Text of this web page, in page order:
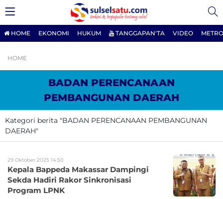
HOME EKONOMI HUKUM TANGGAPAN'TA VIDEO
HOME
BADAN PERENCANAAN
PEMBANGUNAN DAERAH
Kategori berita "BADAN PERENCANAAN PEMBANGUNAN
DAERAH"
29 Oktober 2025 14:50
Kepala Bappeda Makassar Dampingi
Sekda Hadiri Rakor Sinkronisasi
Program LPNK